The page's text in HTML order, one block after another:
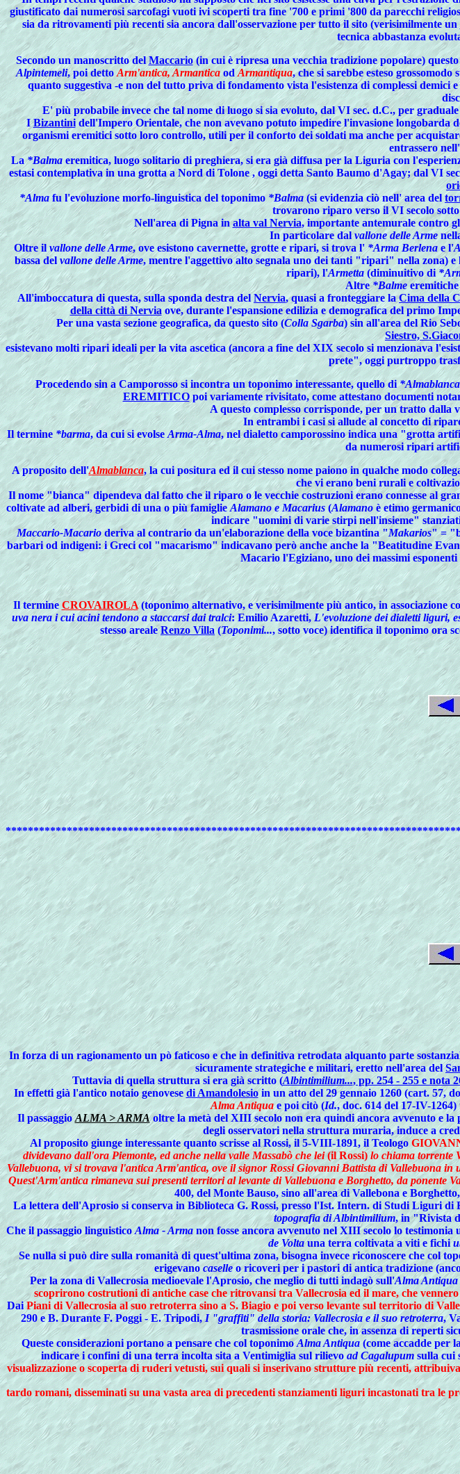
giustificato dai numerosi sarcofagi vuoti ivi scoperti tra fine '700 e primi '800 da parecchi
sia da ritrovamenti più recenti sia ancora dall'osservazione per tutto il sito (verisimilmente un
tecnica abbastanza
Secondoun manoscritto delMaccario(in cui è ripresa una vecchia tradizione popolare)
Alpintemeli, poi detto Arm'antica, ArmanticaodArmantiqua, che si sarebbe esteso
quanto suggestiva -e non del tutto priva di fondamento vista l'esistenza di complessi
E' più probabile invece che tal nome di luogo si sia evoluto, dal VI sec. d.C., per
IBizantinidell'Impero Orientale, che non avevano potuto impedire l'invasione
organismi eremitici sotto loro controllo, utili per il conforto dei soldati ma anche per
entrassero
La*Balma eremitica, luogo solitario di preghiera, si era già diffusa per la Liguria con
estasi contemplativa in una grotta a Nord di Tolone , oggi detta Santo Baumo d'Agay; dal VI
*Alma fu l'evoluzione morfo-linguistica del toponimo *Balma(si evidenzia ciò nell' area del
trovarono riparo verso il VI secolo
Nell'area di Pigna inalta val Nervia, importante antemurale contro
In particolare dalvallone delle Arme
Oltre il vallone delle Arme, ove esistono cavernette, grotte e ripari, si trova l'*Arma Berlena e l'
bassa delvallone delle Arme, mentre l'aggettivo alto segnala uno dei tanti "ripari" nella zona) e
ripari), l'Armetta (diminuitivo di
Altre*Balmeeremitiche
All'imboccatura di questa, sulla sponda destra del Nervia, quasi a fronteggiare laCima della
della città di Nerviaove, durante l'espansione edilizia e demografica del primo
Per una vasta sezione geografica, da questo sito (Colla Sgarba) sin all'area del Rio
Siestro,
esistevano molti ripari ideali per la vita ascetica (ancora a fine del XIX secolo si menzionava
prete", oggi purtroppo
Procedendosin a Camporosso si incontra un toponimo interessante, quello di*Almablanca
EREMITICOpoi variamente rivisitato, come attestano documenti
A questo complesso corrisponde, per un tratto dalla
In entrambi i casi si allude al concetto di
Il termine *barma, da cui si evolse Arma-Alma, nel dialetto camporossino indica una "grotta
da numerosi ripari
Aproposito dell'Almablanca, la cui positura ed il cui stesso nome paiono in qualche modo
che vi erano beni rurali e
Il nome "bianca" dipendeva dal fatto che il riparo o le vecchie costruzioni erano connesse al
coltivate ad alberi, gerbidi di una o più famiglie Alamano e Macarius (Alamano è etimo
indicare "uomini di varie stirpi nell'insieme"
Maccario-Macarioderiva al contrario da un'elaborazione della voce bizantina "Makarios" =
barbari od indigeni: i Greci col "macarismo" indicavano però anche anche la "Beatitudine
Macario l'Egiziano, uno dei massimi
Iltermine CROVAIROLA(toponimo alternativo, e verisimilmente più antico, in associazione
uva nera i cui acini tendono a staccarsi dai tralci: Emilio Azaretti,L'evoluzione dei dialetti liguri,
stesso arealeRenzo Villa (Toponimi..., sotto voce) identifica il toponimo ora
Inforza di un ragionamento un pò faticoso e che in definitiva retrodata alquanto parte
sicuramente strategiche e militari, eretto nell'area del
Tuttavia di quella struttura si era già scritto (Albintimilium..., pp. 254 - 255 e nota
In effetti già l'antico notaio genovesedi Amandolesioin un atto del 29 gennaio 1260 (cart. 57,
Alma Antiqua e poi citò (Id., doc. 614 del 17-IV-
Il passaggioALMA > ARMAoltre la metà del XIII secolo non era quindi ancora avvenuto e la
degli osservatori nella struttura muraria, induce a
Al proposito giunge interessante quanto scrisse al Rossi, il 5-VIII-1891, il Teologo
dividevano dall'ora Piemonte, ed anche nella valle Massabò che lei(il Rossi)lo chiama torrente
Vallebuona, vi si trovava l'antica Arm'antica, ove il signor Rossi Giovanni Battista di Vallebuona
Quest'Arm'antica rimaneva sui presenti territori al levante di Vallebuona e Borghetto, da ponente
400, del Monte Bauso, sino all'area di Vallebona e
La lettera dell'Aprosio si conserva in Biblioteca G. Rossi, presso l'Ist. Intern. di Studi Liguri
topografia di Albintimilium, in "Rivista
Che il passaggio linguisticoAlma - Armanon fosse ancora avvenuto nel XIII secolo lo testimonia
de Voltauna terra coltivata a viti e fichi
Se nulla si può dire sulla romanità di quest'ultima zona, bisogna invece riconoscere che col
erigevanocaselleo ricoveri per i pastori di antica tradizione
Per la zona di Vallecrosia medioevale l'Aprosio, che meglio di tutti indagò sull'Alma Antiqua
scoprirono costrutioni di antiche case che ritrovansi tra Vallecrosia ed il mare, che
DaiPiani di Vallecrosia al suo retroterra sino a S. Biagio e poi verso levante sul territorio di
290 e B. Durante F. Poggi - E. Tripodi,I "graffiti" della storia: Vallecrosia e il suo retroterra,
trasmissione orale che, in assenza di reperti
Queste considerazioni portano a pensare che col toponimoAlma Antiqua(come accadde per la
indicare i confini di una terra incolta sita a Ventimiglia sul rilievo ad Cagalupumsulla cui
visualizzazione o scoperta di ruderi vetusti, sui quali si inserivano strutture più recenti,
tardo romani, disseminati su una vasta area di precedenti stanziamenti liguri incastonati tra le